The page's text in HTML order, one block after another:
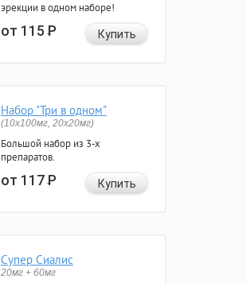
эрекции в одном наборе!
от 115Р Купить
Набор "Три в одном"
(10x100мг, 20x20мг)
Большой набор из 3-х
препаратов.
от 117Р Купить
Супер Сиалис
20мг + 60мг